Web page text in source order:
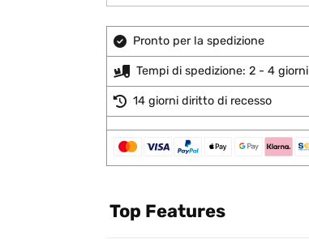
Pronto per la spedizione
Tempi di spedizione: 2 - 4 giorni
14 giorni diritto di recesso
Top Features